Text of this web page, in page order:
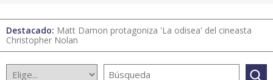
Destacado: Matt Damon protagoniza 'La odisea' del cineasta
Christopher Nolan